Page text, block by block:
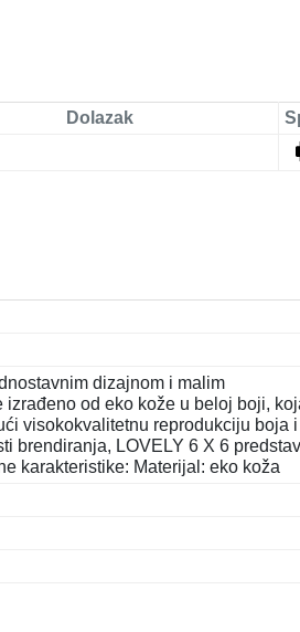
Dolazak
dizajnom i malim
od eko kože u beloj boji,
visokokvalitetnu reprodukciju boja i
brendiranja, LOVELY 6 X 6
karakteristike: Materijal: eko koža